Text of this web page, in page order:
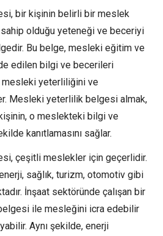
bir kişinin belirli bir meslek
olduğu yeteneği ve beceriyi
Bu belge, mesleki eğitim ve
edilen bilgi ve becerileri
mesleki yeterliliğini ve
Mesleki yeterlilik belgesi almak,
o meslekteki bilgi ve
kanıtlamasını sağlar.
çeşitli meslekler için geçerlidir.
sağlık, turizm, otomotiv gibi
İnşaat sektöründe çalışan bir
ile mesleğini icra edebilir
Aynı şekilde, enerji